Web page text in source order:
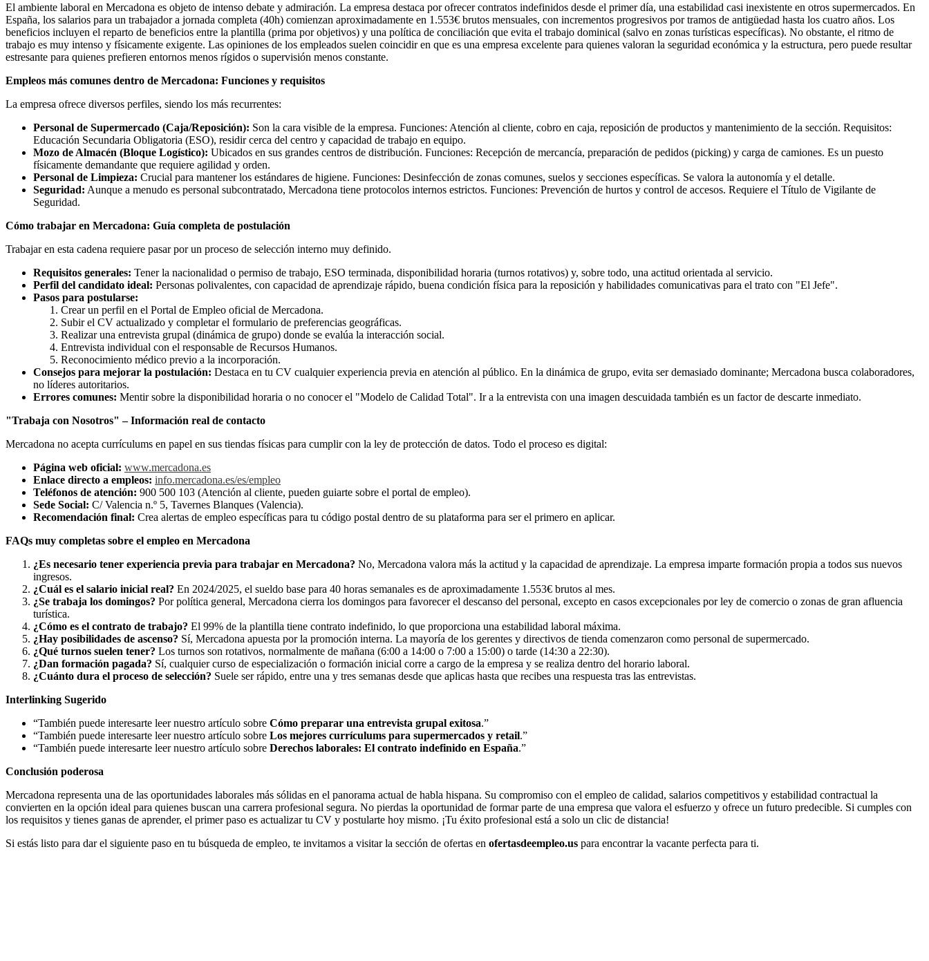
El ambiente laboral en Mercadona es objeto de intenso debate y admiración. La empresa destaca por ofrecer contratos indefinidos desde el primer día, una estabilidad casi inexistente en otros supermercados. En
España, los salarios para un trabajador a jornada completa (40h) comienzan aproximadamente en 1.553€ brutos mensuales, con incrementos progresivos por tramos de antigüedad hasta los cuatro años. Los
beneficios incluyen el reparto de beneficios entre la plantilla (prima por objetivos) y una política de conciliación que evita el trabajo dominical (salvo en zonas turísticas específicas). No obstante, el ritmo de
trabajo es muy intenso y físicamente exigente. Las opiniones de los empleados suelen coincidir en que es una empresa excelente para quienes valoran la seguridad económica y la estructura, pero puede resultar
estresante para quienes prefieren entornos menos rígidos o supervisión menos constante.
Empleos más comunes dentro de Mercadona: Funciones y requisitos
La empresa ofrece diversos perfiles, siendo los más recurrentes:
Personal de Supermercado (Caja/Reposición): Son la cara visible de la empresa. Funciones: Atención al cliente, cobro en caja, reposición de productos y mantenimiento de la sección. Requisitos:
Educación Secundaria Obligatoria (ESO), residir cerca del centro y capacidad de trabajo en equipo.
Mozo de Almacén (Bloque Logístico): Ubicados en sus grandes centros de distribución. Funciones: Recepción de mercancía, preparación de pedidos (picking) y carga de camiones. Es un puesto
físicamente demandante que requiere agilidad y orden.
Personal de Limpieza: Crucial para mantener los estándares de higiene. Funciones: Desinfección de zonas comunes, suelos y secciones específicas. Se valora la autonomía y el detalle.
Seguridad: Aunque a menudo es personal subcontratado, Mercadona tiene protocolos internos estrictos. Funciones: Prevención de hurtos y control de accesos. Requiere el Título de Vigilante de
Seguridad.
Cómo trabajar en Mercadona: Guía completa de postulación
Trabajar en esta cadena requiere pasar por un proceso de selección interno muy definido.
Requisitos generales: Tener la nacionalidad o permiso de trabajo, ESO terminada, disponibilidad horaria (turnos rotativos) y, sobre todo, una actitud orientada al servicio.
Perfil del candidato ideal: Personas polivalentes, con capacidad de aprendizaje rápido, buena condición física para la reposición y habilidades comunicativas para el trato con "El Jefe".
Pasos para postularse:
Crear un perfil en el Portal de Empleo oficial de Mercadona.
Subir el CV actualizado y completar el formulario de preferencias geográficas.
Realizar una entrevista grupal (dinámica de grupo) donde se evalúa la interacción social.
Entrevista individual con el responsable de Recursos Humanos.
Reconocimiento médico previo a la incorporación.
Consejos para mejorar la postulación: Destaca en tu CV cualquier experiencia previa en atención al público. En la dinámica de grupo, evita ser demasiado dominante; Mercadona busca colaboradores,
no líderes autoritarios.
Errores comunes: Mentir sobre la disponibilidad horaria o no conocer el "Modelo de Calidad Total". Ir a la entrevista con una imagen descuidada también es un factor de descarte inmediato.
"Trabaja con Nosotros" – Información real de contacto
Mercadona no acepta currículums en papel en sus tiendas físicas para cumplir con la ley de protección de datos. Todo el proceso es digital:
Página web oficial: www.mercadona.es
Enlace directo a empleos: info.mercadona.es/es/empleo
Teléfonos de atención: 900 500 103 (Atención al cliente, pueden guiarte sobre el portal de empleo).
Sede Social: C/ Valencia n.º 5, Tavernes Blanques (Valencia).
Recomendación final: Crea alertas de empleo específicas para tu código postal dentro de su plataforma para ser el primero en aplicar.
FAQs muy completas sobre el empleo en Mercadona
¿Es necesario tener experiencia previa para trabajar en Mercadona? No, Mercadona valora más la actitud y la capacidad de aprendizaje. La empresa imparte formación propia a todos sus nuevos
ingresos.
¿Cuál es el salario inicial real? En 2024/2025, el sueldo base para 40 horas semanales es de aproximadamente 1.553€ brutos al mes.
¿Se trabaja los domingos? Por política general, Mercadona cierra los domingos para favorecer el descanso del personal, excepto en casos excepcionales por ley de comercio o zonas de gran afluencia
turística.
¿Cómo es el contrato de trabajo? El 99% de la plantilla tiene contrato indefinido, lo que proporciona una estabilidad laboral máxima.
¿Hay posibilidades de ascenso? Sí, Mercadona apuesta por la promoción interna. La mayoría de los gerentes y directivos de tienda comenzaron como personal de supermercado.
¿Qué turnos suelen tener? Los turnos son rotativos, normalmente de mañana (6:00 a 14:00 o 7:00 a 15:00) o tarde (14:30 a 22:30).
¿Dan formación pagada? Sí, cualquier curso de especialización o formación inicial corre a cargo de la empresa y se realiza dentro del horario laboral.
¿Cuánto dura el proceso de selección? Suele ser rápido, entre una y tres semanas desde que aplicas hasta que recibes una respuesta tras las entrevistas.
Interlinking Sugerido
“También puede interesarte leer nuestro artículo sobre Cómo preparar una entrevista grupal exitosa.”
“También puede interesarte leer nuestro artículo sobre Los mejores currículums para supermercados y retail.”
“También puede interesarte leer nuestro artículo sobre Derechos laborales: El contrato indefinido en España.”
Conclusión poderosa
Mercadona representa una de las oportunidades laborales más sólidas en el panorama actual de habla hispana. Su compromiso con el empleo de calidad, salarios competitivos y estabilidad contractual la
convierten en la opción ideal para quienes buscan una carrera profesional segura. No pierdas la oportunidad de formar parte de una empresa que valora el esfuerzo y ofrece un futuro predecible. Si cumples con
los requisitos y tienes ganas de aprender, el primer paso es actualizar tu CV y postularte hoy mismo. ¡Tu éxito profesional está a solo un clic de distancia!
Si estás listo para dar el siguiente paso en tu búsqueda de empleo, te invitamos a visitar la sección de ofertas en ofertasdeempleo.us para encontrar la vacante perfecta para ti.